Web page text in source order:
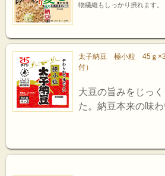
物繊維もしっかり摂れます。
太子納豆 極小粒 45ｇ×3
付）
大豆の旨みをじっ
た。納豆本来の味わ